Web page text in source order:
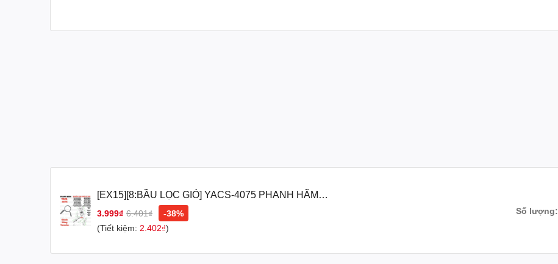
[EX15][8:BẦU LỌC GIÓ] YACS-4075 PHANH HÃM
EX15 (15-18) (24) trùng mã 904671101900. EX155
3.999₫ 6.401₫
-38%
(Tiết kiệm: 2.402₫)
Số lượng: